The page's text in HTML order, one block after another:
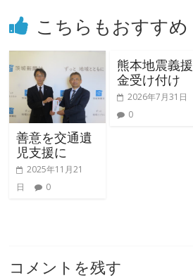
こちらもおすすめ
善意を交通遺
児支援に
2025年11月21
日
0
熊本地震義援
金受け付け
2026年7月31日
0
コメントを残す